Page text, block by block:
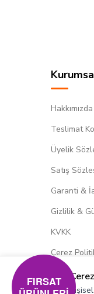
Hakkımızda
Teslimat
Üyelik
Satış
Garanti &
Gizlilik &
KVKK
Çerez
FIRSAT